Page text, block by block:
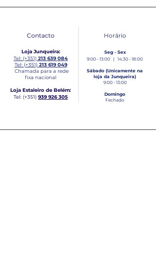
Contacto Horário
Seg - Sex
9:00 - 13:00 | 14:30 - 18:00
Sábado (Unicamente na
loja da Junqueira)
9:00 - 13:00
Domingo
Fechado
Loja Junqueira:
Tel: (+351) 213 639 084
Tel: (+351) 213 619 049
Chamada para a rede
fixa nacional
Loja Estaleiro de Belém:
Tel: (+351) 939 926 305